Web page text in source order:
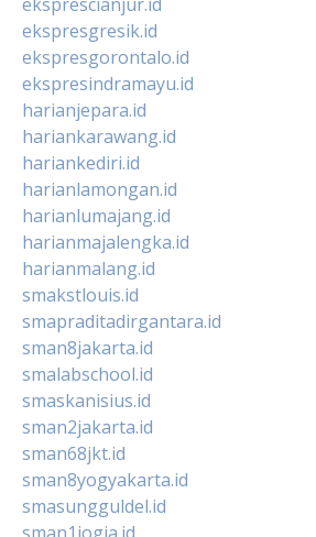
ekspresgresik.id
ekspresgorontalo.id
ekspresindramayu.id
harianjepara.id
hariankarawang.id
hariankediri.id
harianlamongan.id
harianlumajang.id
harianmajalengka.id
harianmalang.id
smakstlouis.id
smapraditadirgantara.id
sman8jakarta.id
smalabschool.id
smaskanisius.id
sman2jakarta.id
sman68jkt.id
sman8yogyakarta.id
smasungguldel.id
sman1jogja.id